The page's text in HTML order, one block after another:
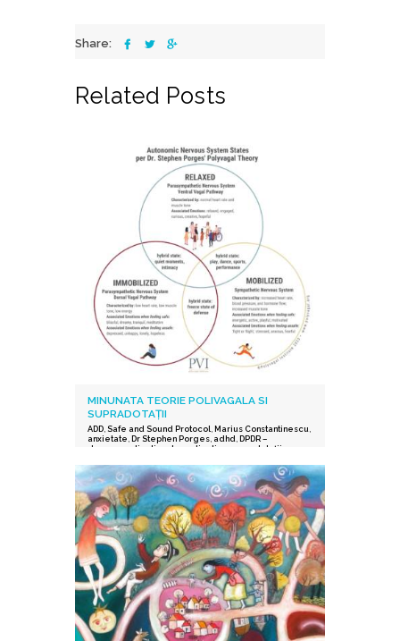
Share:
Related Posts
MINUNATA TEORIE POLIVAGALA SI
SUPRADOTAȚII
ADD, Safe and Sound Protocol Marius Constantinescu
anxietate Dr Stephen Porges, adhd DPDR –
depersonalization derealization
supradotații.
supraexcitabilitate supradotati,Protocolul Safe and
Sound
,procesarea senzorială și auditorie
supradotati,Editura Herald,teoria polivagala,
Vindecare in ritmul tau,TSA